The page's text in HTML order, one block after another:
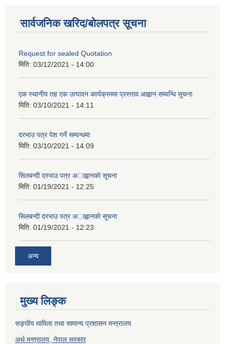
सार्वजनिक खरिद/बोलपत्र सूचना
Request for sealed Quotation
मिति: 03/12/2021 - 14:00
एक स्थानीय तह एक उत्पादन कार्यक्रममा प्रस्ताव आह्वान सम्वन्धि सुचना
मिति: 03/10/2021 - 14:11
दरभाउ पत्र पेश गर्ने सम्वन्धमा
मिति: 03/10/2021 - 14:09
सिलबन्दी दरभाउ पत्र अाह्वानकाे सूचना
मिति: 01/19/2021 - 12:25
सिलबन्दी दरभाउ पत्र अाह्वानकाे सूचना
मिति: 01/19/2021 - 12:23
अन्य
मुख्य लिङ्क
सङ्घीय मामिला तथा सामान्य प्रशासन मन्त्रालय
अर्थ मन्त्रालय, नेपाल सरकार